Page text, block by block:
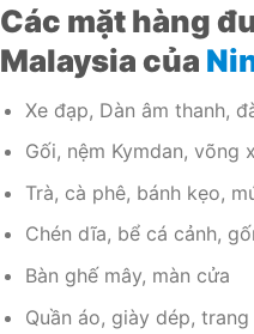
Các mặt hàng
Malaysia của
Xe đạp, Dàn âm thanh,
Gối, nệm Kymdan, võng
Trà, cà phê, bánh kẹo,
Chén dĩa, bể cá cảnh,
Bàn ghế mây, màn cửa
Quần áo, giày dép, trang